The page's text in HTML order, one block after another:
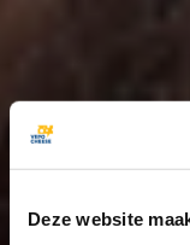
Deze website